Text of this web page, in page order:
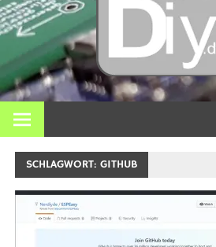
Bei nerdiy.de dreht sich alles um
Druck, Smart Home und viele
SCHLAGWORT:GITHUB